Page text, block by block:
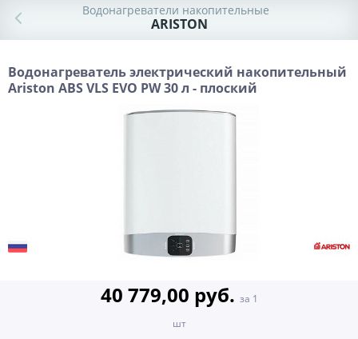
Водонагреватели накопительные
ARISTON
Водонагреватель электрический накопительный
Ariston ABS VLS EVO PW 30 л - плоский
40 779,00 руб. за 1
шт